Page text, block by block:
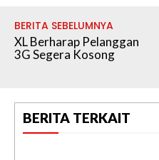
BERITA SEBELUMNYA
XL Berharap Pelanggan
3G Segera Kosong
BERITA TERKAIT